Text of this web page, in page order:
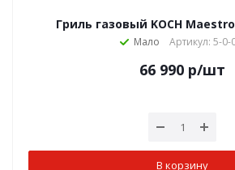
Гриль газовый KOCH
Мало Артикул: 5-0-
66 990 р/шт
В корзину